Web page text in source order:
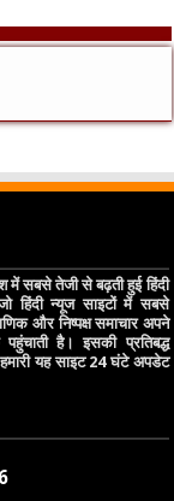
सबसे तेजी से बढ़ती हुई हिंदी
हिंदी न्यूज साइटों में सबसे
और निष्पक्ष समाचार अपने
है। इसकी प्रतिबद्ध
यह साइट 24 घंटे अपडेट